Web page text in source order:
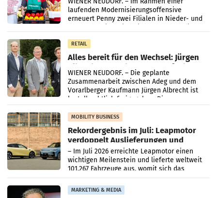
laufenden Modernisierungsoffensive
erneuert Penny zwei Filialen in Nieder- und
RETAIL
Alles bereit für den Wechsel: Jürgen
Albrecht setzt ab 1.1.2027 auf Adeg
WIENER NEUDORF. – Die geplante
Zusammenarbeit zwischen Adeg und dem
Vorarlberger Kaufmann Jürgen Albrecht ist
kartellrechtlich freigegeben: Die
Bundeswettbewerbsbehörde und der
Bundeskartellanwalt
MOBILITY BUSINESS
Rekordergebnis im Juli: Leapmotor
verdoppelt Auslieferungen und
überschreitet die 100.000er-Marke
– Im Juli 2026 erreichte Leapmotor einen
wichtigen Meilenstein und lieferte weltweit
101.267 Fahrzeuge aus, womit sich das
Ergebnis gegenüber Juli 2025 mehr als
verdoppelte (+102
MARKETING & MEDIA